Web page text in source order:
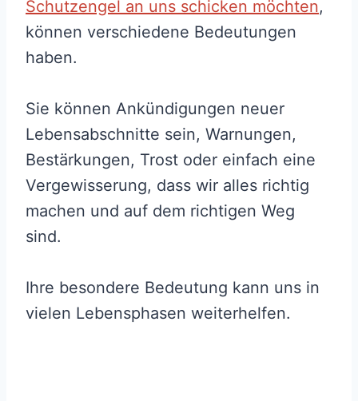
Schutzengel an uns schicken möchten,
können verschiedene Bedeutungen
haben.
Sie können Ankündigungen neuer
Lebensabschnitte sein, Warnungen,
Bestärkungen, Trost oder einfach eine
Vergewisserung, dass wir alles richtig
machen und auf dem richtigen Weg
sind.
Ihre besondere Bedeutung kann uns in
vielen Lebensphasen weiterhelfen.